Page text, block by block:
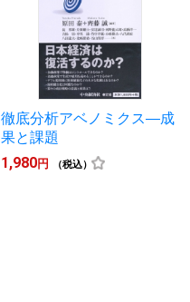
徹底分析アベノミクス―成
果と課題
1,980円 （税込）